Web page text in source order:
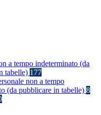
a tempo indeterminato (da
tabelle) 177
non a tempo
(da pubblicare in tabelle) 8